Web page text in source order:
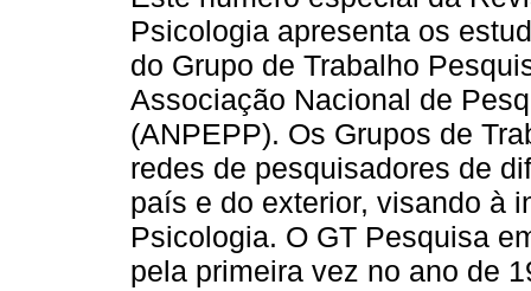
Psicologia apresenta os
do Grupo de Trabalho
Associação Nacional de
(ANPEPP). Os Grupos de
redes de pesquisadores de
país e do exterior, visando à
Psicologia. O GT Pesquisa
pela primeira vez no ano de